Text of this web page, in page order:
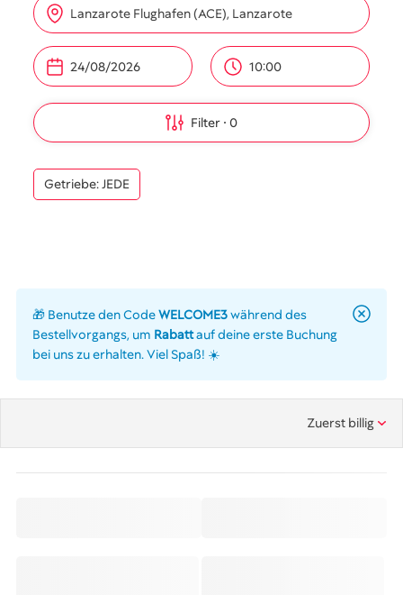
Lanzarote Flughafen (ACE), Lanzarote
10:00
Filter 0
Getriebe: JEDE
🎁 Benutze den CodeWELCOME3während des
Bestellvorgangs, um Rabattauf deine erste Buchung
bei uns zu erhalten. Viel Spaß! ☀️
Zuerst billig